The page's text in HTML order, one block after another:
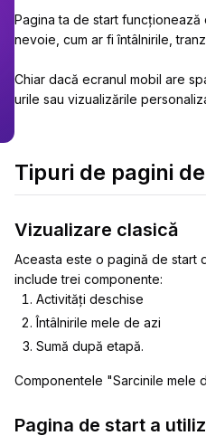
Pagina ta de start
nevoie, cum ar fi întâlnirile,
Chiar dacă ecranul mobil are
urile sau vizualizările
Tipuri de pagini
Vizualizare clasică
Aceasta este o pagină de start
include trei componente:
Activități deschise
Întâlnirile mele de azi
Sumă după etapă.
Componentele "Sarcinile mele
Pagina de start a